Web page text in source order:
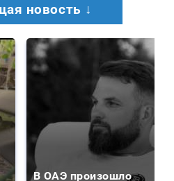
новость ↓
В ОАЭ произошло